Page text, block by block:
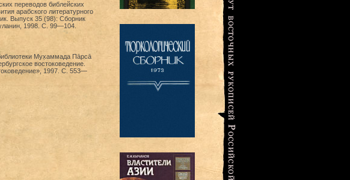
переводов библейских
арабского литературного
Выпуск 35 (98): Сборник
1998. С. 99—104.
Мух̣аммада Пāрсā
востоковедение.
1997. С. 553—